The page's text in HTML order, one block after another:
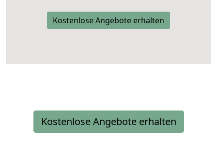
Kostenlose Angebote erhalten
Kostenlose Angebote erhalten